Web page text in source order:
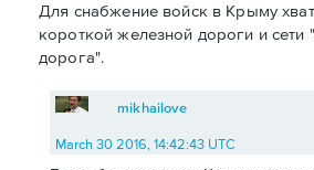
Для снабжение войск в Крыму
короткой железной дороги и сети
дорога".
mikhailove
March 30 2016, 14:42:43 UTC